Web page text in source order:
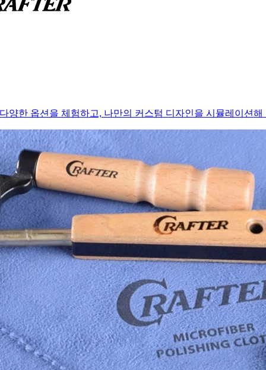
양한 옵션을 체험하고, 나만의 커스텀 디자인을 시뮬레이션해